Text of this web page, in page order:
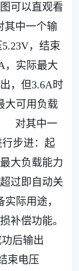
可以直观看
中一个输
，结束
，实际最大
，但3.6A时
大可用负载
对其中一
步进：起
大负载能力
过即自动关
际用途，
补偿功能。
后输出
束电压